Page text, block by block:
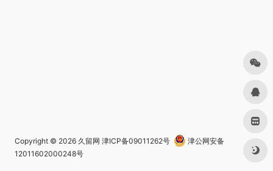
Copyright © 2026 久留网 津ICP备09011262号
津公网安备
12011602000248号